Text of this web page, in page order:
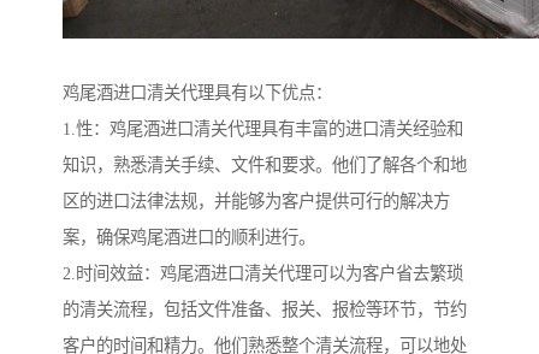
鸡尾酒进口清关代理具有以下优点：
1.性：鸡尾酒进口清关代理具有丰富的进口清关经验和
知识，熟悉清关手续、文件和要求。他们了解各个和地
区的进口法律法规，并能够为客户提供可行的解决方
案，确保鸡尾酒进口的顺利进行。
2.时间效益：鸡尾酒进口清关代理可以为客户省去繁琐
的清关流程，包括文件准备、报关、报检等环节，节约
客户的时间和精力。他们熟悉整个清关流程，可以地处